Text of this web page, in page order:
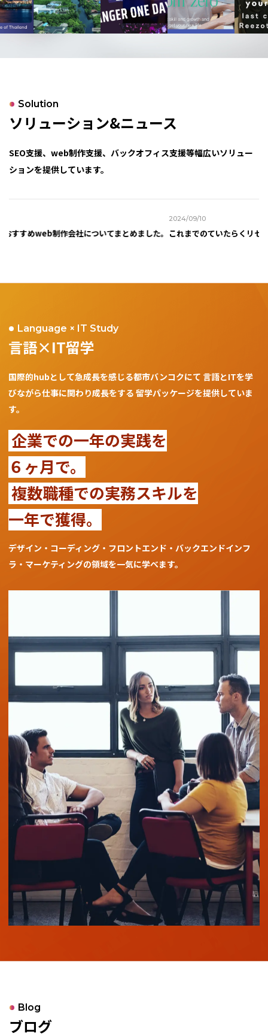
Solution
ソリューション&ニュース
SEO支援、web制作支援、バックオフィス支援等幅広いソリュー
ションを提供しています。
すすめweb制作会社についてまとめました。
2024/09/10
これまでのていたらくリセッ
Language × IT Study
言語×IT留学
国際的hubとして急成長を感じる都市バンコクにて 言語とITを学
びながら仕事に関わり成長をする 留学パッケージを提供していま
す。
企業での一年の実践を
６ヶ月で。
複数職種での実務スキルを
一年で獲得。
デザイン・コーディング・フロントエンド・バックエンドインフ
ラ・マーケティングの領域を一気に学べます。
Blog
ブログ